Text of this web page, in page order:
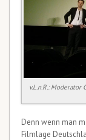
v.L.n.R.: Moderator
Denn wenn man
Filmlage